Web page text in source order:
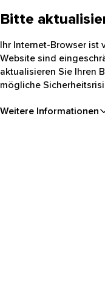
Bitte
Ihr Internet-Browser ist
Website sind
aktualisieren Sie Ihren
mögliche
Weitere Informationen